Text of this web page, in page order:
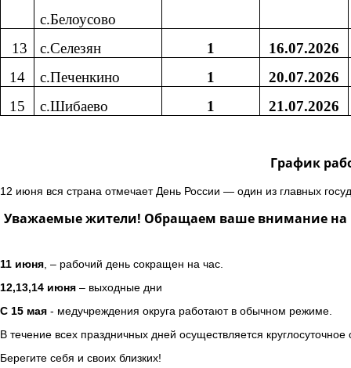
с.Белоусово
13 с.Селезян 1
16.07.2026
14
с.Печенкино 1
20.07.2026
15
с.Шибаево 1 21.07.2026
График
12 июня вся страна отмечает День России — один из главных
Уважаемые жители! Обращаем ваше внимание на
11 июня , – рабочий день сокращен на час.
12,13,14 июня – выходные дни
С 15 мая - медучреждения округа работают в обычном режиме.
В течение всех праздничных дней осуществляется
Берегите себя и своих близких!